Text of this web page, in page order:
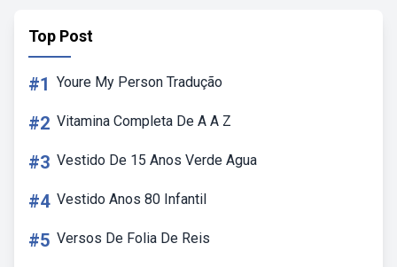
Top Post
#1 Youre My Person Tradução
#2 Vitamina Completa De A A Z
#3 Vestido De 15 Anos Verde Agua
#4 Vestido Anos 80 Infantil
#5 Versos De Folia De Reis